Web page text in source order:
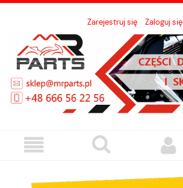
Zarejestruj się Zaloguj się